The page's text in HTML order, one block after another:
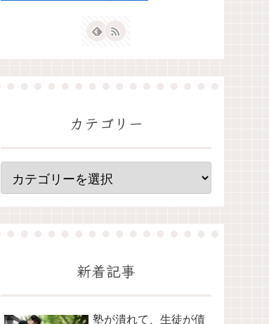
カテゴリー
新着記事
塾が潰れて、生徒が債